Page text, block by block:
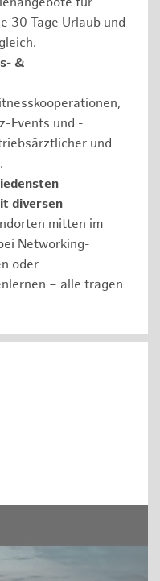
30 Tage Urlaub und
&
Events und -
und
diversen
mitten im
Networking-
oder
– alle tragen